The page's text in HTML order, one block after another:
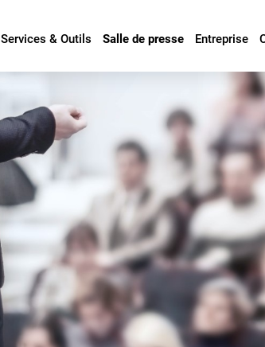
Services & Outils Salle de presse Entreprise